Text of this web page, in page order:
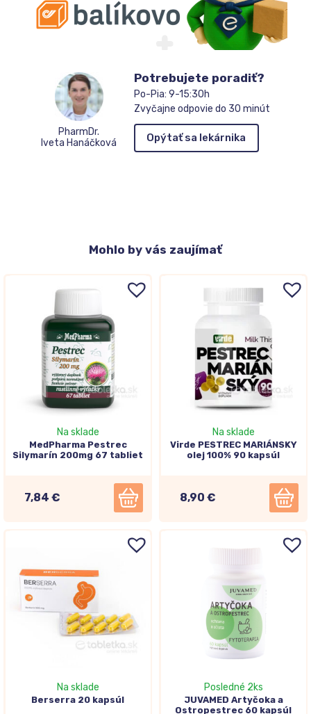
PharmDr.
Iveta Hanáčková
Potrebujete poradiť?
Po-Pia: 9-15:30h
Zvyčajne odpovie do 30 minút
Opýtať sa lekárnika
Mohlo by vás zaujímať
Na sklade
MedPharma Pestrec
Silymarín 200mg 67 tabliet
7,84 €
Na sklade
Virde PESTREC MARIÁNSKY
olej 100% 90 kapsúl
8,90 €
Na sklade
Berserra 20 kapsúl
Posledné 2ks
JUVAMED Artyčoka a
Ostropestrec 60 kapsúl